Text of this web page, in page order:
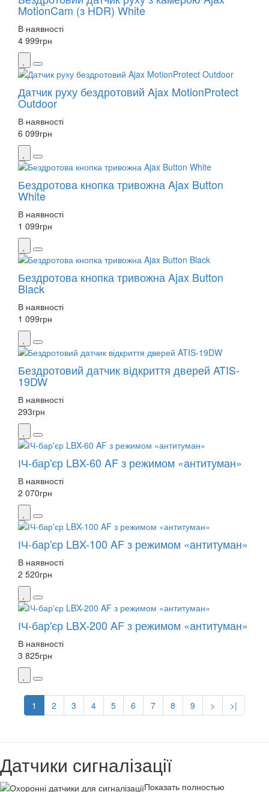
MotionCam (з HDR) White
В наявності
4 999грн
Датчик руху бездротовий Ajax MotionProtect
Outdoor
В наявності
6 099грн
Бездротова кнопка тривожна Ajax Button
White
В наявності
1 099грн
Бездротова кнопка тривожна Ajax Button
Black
В наявності
1 099грн
Бездротовий датчик відкриття дверей ATIS-
19DW
В наявності
293грн
ІЧ-бар'єр LBX-60 AF з режимом «антитуман»
В наявності
2 070грн
ІЧ-бар'єр LBX-100 AF з режимом «антитуман»
В наявності
2 520грн
ІЧ-бар'єр LBX-200 AF з режимом «антитуман»
В наявності
3 825грн
1 2 3 4 5 6 7 8 9 > >|
Датчики сигналізації
Показать полностью